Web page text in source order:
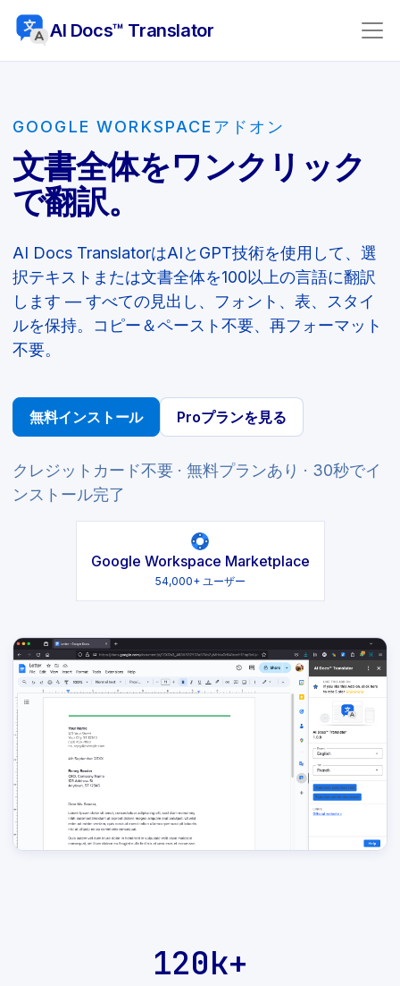
AI Docs™ Translator
GOOGLE WORKSPACEアドオン
文書全体をワンクリック
で翻訳。
AI Docs TranslatorはAIとGPT技術を使用して、選
択テキストまたは文書全体を100以上の言語に翻訳
します — すべての見出し、フォント、表、スタイ
ルを保持。コピー＆ペースト不要、再フォーマット
不要。
無料インストール Proプランを見る
クレジットカード不要 · 無料プランあり · 30秒でイ
ンストール完了
Google Workspace Marketplace
54,000+ ユーザー
120k+